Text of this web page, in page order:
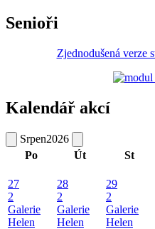
Senioři
Zjednodušená verze
Kalendář akcí
Srpen2026
Po
Út St
27
2
Galerie
Helen
28
2
Galerie
Helen
29
2
Galerie
Helen